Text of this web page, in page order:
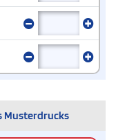
Musterdrucks